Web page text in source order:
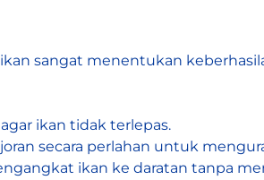
sangat menentukan
ikan tidak terlepas.
secara perlahan untuk
ikan ke daratan tanpa